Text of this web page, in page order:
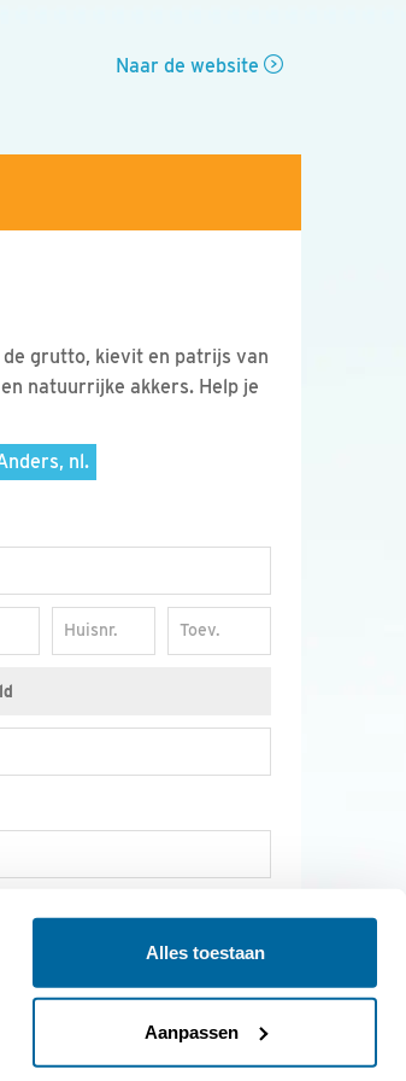
Alles toestaan
Aanpassen
Naar de website
grutto, kievit en patrijs van
natuurrijke akkers. Help je
nl.
Huisnr. Toev.
DONEER NU